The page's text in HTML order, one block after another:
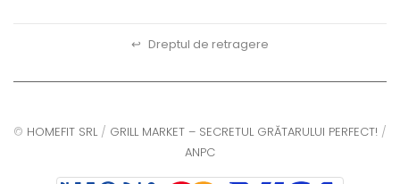
↩ Dreptul de retragere
© HOMEFIT SRL/ GRILL MARKET – SECRETUL GRĂTARULUI PERFECT! /
ANPC